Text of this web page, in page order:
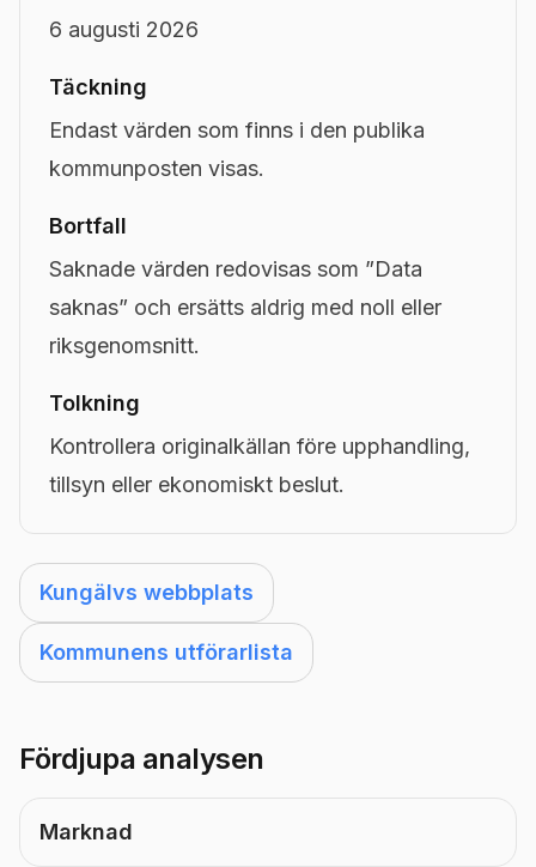
6 augusti 2026
Täckning
Endast värden som finns i den publika
kommunposten visas.
Bortfall
Saknade värden redovisas som ”Data
saknas” och ersätts aldrig med noll eller
riksgenomsnitt.
Tolkning
Kontrollera originalkällan före upphandling,
tillsyn eller ekonomiskt beslut.
Kungälvs webbplats
Kommunens utförarlista
Fördjupa analysen
Marknad